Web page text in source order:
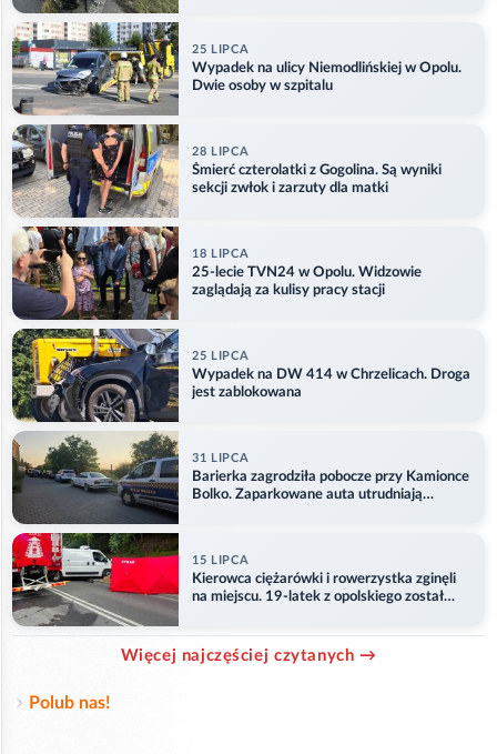
25 LIPCA
Wypadek na ulicy Niemodlińskiej w Opolu.
Dwie osoby w szpitalu
28 LIPCA
Śmierć czterolatki z Gogolina. Są wyniki
sekcji zwłok i zarzuty dla matki
18 LIPCA
25-lecie TVN24 w Opolu. Widzowie
zaglądają za kulisy pracy stacji
25 LIPCA
Wypadek na DW 414 w Chrzelicach. Droga
jest zablokowana
31 LIPCA
Barierka zagrodziła pobocze przy Kamionce
Bolko. Zaparkowane auta utrudniają
15 LIPCA
Kierowca ciężarówki i rowerzystka zginęli
na miejscu. 19-latek z opolskiego został
Więcej najczęściej czytanych →
Polub nas!